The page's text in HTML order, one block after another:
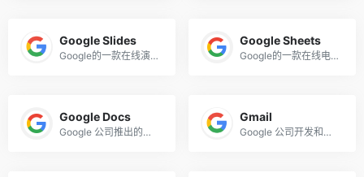
Google Slides
Google的一款在线演示文稿工具
Google Sheets
Google的一款在线电子表格工具
Google Docs
Google 公司推出的在线文档处理软件
Gmail
Google 公司开发和推出的一款免费的电子邮件服务